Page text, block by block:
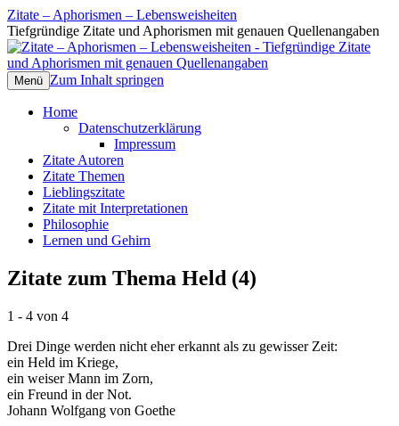
Zitate – Aphorismen – Lebensweisheiten
Tiefgründige Zitate und Aphorismen mit genauen Quellenangaben
Menü Zum Inhalt springen
Home
Datenschutzerklärung
Impressum
Zitate Autoren
Zitate Themen
Lieblingszitate
Zitate mit Interpretationen
Philosophie
Lernen und Gehirn
Zitate zum Thema Held (4)
1 - 4 von 4
Drei Dinge werden nicht eher erkannt als zu gewisser Zeit:
ein Held im Kriege,
ein weiser Mann im Zorn,
ein Freund in der Not.
Johann Wolfgang von Goethe